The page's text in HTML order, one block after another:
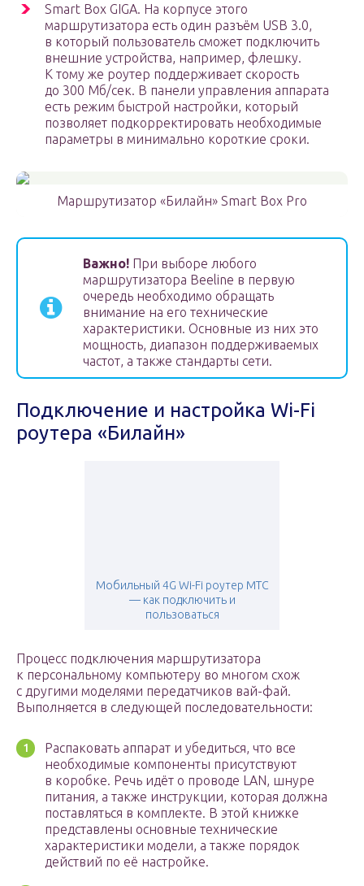
Smart Box GIGA. На корпусе этого
маршрутизатора есть один разъём USB 3.0,
в который пользователь сможет подключить
внешние устройства, например, флешку.
К тому же роутер поддерживает скорость
до 300 Мб/сек. В панели управления аппарата
есть режим быстрой настройки, который
позволяет подкорректировать необходимые
параметры в минимально короткие сроки.
Маршрутизатор «Билайн» Smart Box Pro
Важно! При выборе любого
маршрутизатора Beeline в первую
очередь необходимо обращать
внимание на его технические
характеристики. Основные из них это
мощность, диапазон поддерживаемых
частот, а также стандарты сети.
Подключение и настройка Wi-Fi
роутера «Билайн»
Мобильный 4G Wi-Fi роутер МТС
— как подключить и
пользоваться
Процесс подключения маршрутизатора
к персональному компьютеру во многом схож
с другими моделями передатчиков вай-фай.
Выполняется в следующей последовательности:
Распаковать аппарат и убедиться, что все
необходимые компоненты присутствуют
в коробке. Речь идёт о проводе LAN, шнуре
питания, а также инструкции, которая должна
поставляться в комплекте. В этой книжке
представлены основные технические
характеристики модели, а также порядок
действий по её настройке.